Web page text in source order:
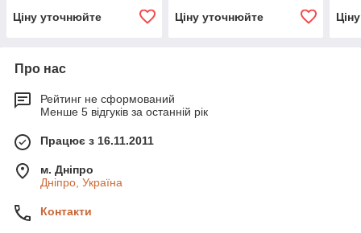
Ціну уточнюйте Ціну уточнюйте
Про нас
Рейтинг не сформований
Менше 5 відгуків за останній рік
Працює з 16.11.2011
м. Дніпро
Дніпро, Україна
Контакти